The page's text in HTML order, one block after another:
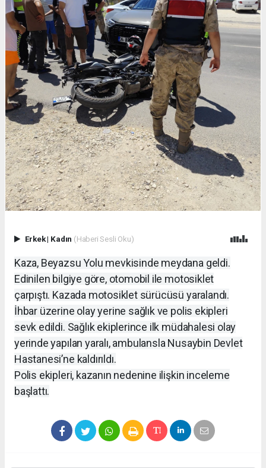
Erkek| Kadın (Haberi Sesli Oku)
Kaza, Beyazsu Yolu mevkisinde meydana geldi.
Edinilen bilgiye göre, otomobil ile motosiklet
çarpıştı. Kazada motosiklet sürücüsü yaralandı.
İhbar üzerine olay yerine sağlık ve polis ekipleri
sevk edildi. Sağlık ekiplerince ilk müdahalesi olay
yerinde yapılan yaralı, ambulansla Nusaybin Devlet
Hastanesi’ne kaldırıldı.
Polis ekipleri, kazanın nedenine ilişkin inceleme
başlattı.